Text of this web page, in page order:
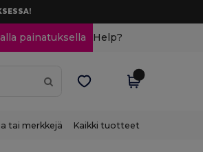
painatuksella Help?
tai merkkejä Kaikki tuotteet